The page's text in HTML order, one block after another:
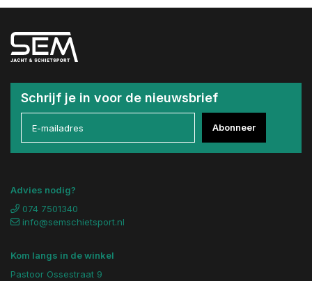
Schrijf je in voor de nieuwsbrief
Abonneer
Advies nodig?
074 7501340
info@semschietsport.nl
Kom langs in de winkel
Pastoor Ossestraat 9